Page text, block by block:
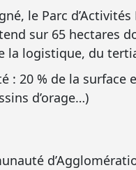
le Parc
sur 65
la logistique, du
: 20 % de la surface
d’orage…)